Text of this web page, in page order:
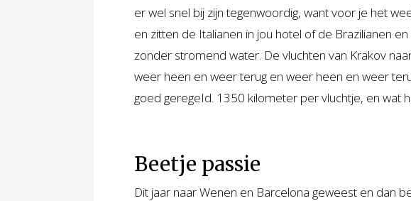
er wel snel bij zijn tegenwoordig, want voor je het
en zitten de Italianen in jou hotel of de Brazilianen
zonder stromend water. De vluchten van Krakov
weer heen en weer terug en weer heen en weer
goed geregeId. 1350 kilometer per vluchtje, en wat
Beetje passie
Dit jaar naar Wenen en Barcelona geweest en dan